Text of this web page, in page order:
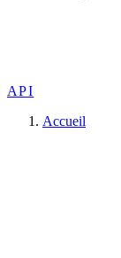
API
Accueil